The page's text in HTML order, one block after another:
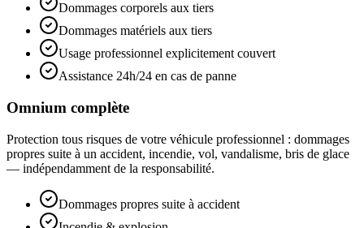
Dommages corporels aux tiers
Dommages matériels aux tiers
Usage professionnel explicitement couvert
Assistance 24h/24 en cas de panne
Omnium complète
Protection tous risques de votre véhicule professionnel : dommages
propres suite à un accident, incendie, vol, vandalisme, bris de glace
— indépendamment de la responsabilité.
Dommages propres suite à accident